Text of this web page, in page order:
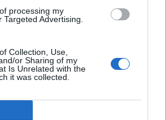
processing my
Advertising.
Collection, Use,
or Sharing of my
Is Unrelated with the
it was collected.
Allen megosztó zsenialitása
legismertebb ruhái